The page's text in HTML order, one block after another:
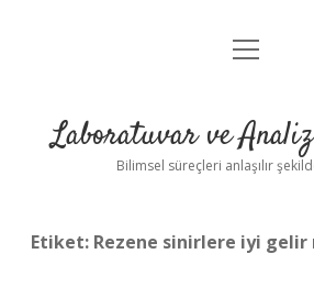
Anasayfa
Yasal Uyarı
menüyü
Laboratuvar ve
Bilimsel süreçleri anlaşılır
Etiket: Rezene sinirlere iyi gelir